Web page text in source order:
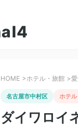
HOME >ホテル・旅館 >
名古屋市中村区 ホテ
ダイワロイ